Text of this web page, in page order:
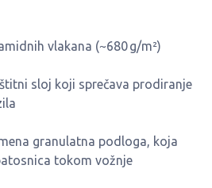
vlakana (~680 g/m²)
sloj koji sprečava prodiranje
granulatna podloga, koja
tokom vožnje